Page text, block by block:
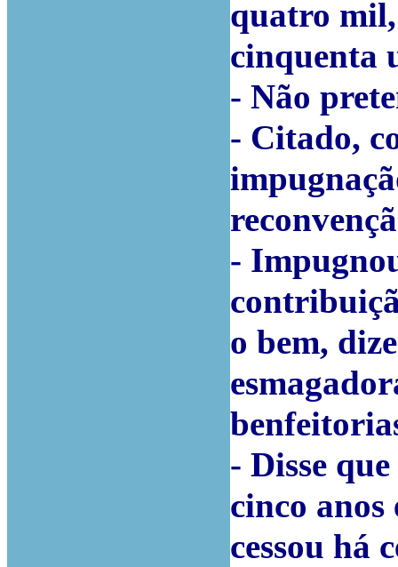
quatro
cinquenta
- Não
- Citado,
-
o bem,
- Disse
cinco
cessou há